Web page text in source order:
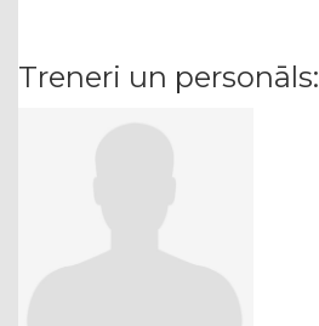
Treneri un personāls: